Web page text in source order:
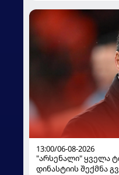
13:00/06-08-2026
"არსენალი" ყველა
დინასტიის შექმნა